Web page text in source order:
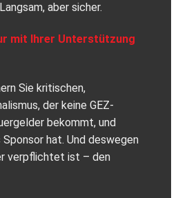
aber sicher.
mit Ihrer Unterstützung
Sie kritischen,
der keine GEZ-
bekommt, und
hat. Und deswegen
verpflichtet ist – den